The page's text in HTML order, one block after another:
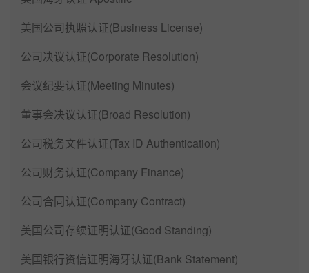
美国公司执照认证(Business License)
公司决议认证(Corporate Resolution)
会议纪要认证(Meeting Minutes)
董事会决议认证(Broad Resolution)
公司税务文件认证(Tax ID Authentication)
公司财务认证(Company Finance)
公司合同认证(Company Contract)
美国公司存续证明认证(Good Standing)
美国银行资信证明海牙认证(Bank Statement)